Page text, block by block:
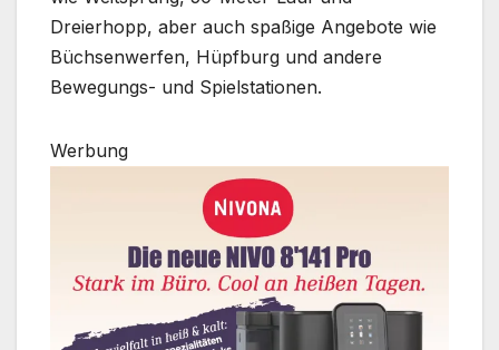
Dreierhopp, aber auch spaßige Angebote wie
Büchsenwerfen, Hüpfburg und andere
Bewegungs- und Spielstationen.
Werbung